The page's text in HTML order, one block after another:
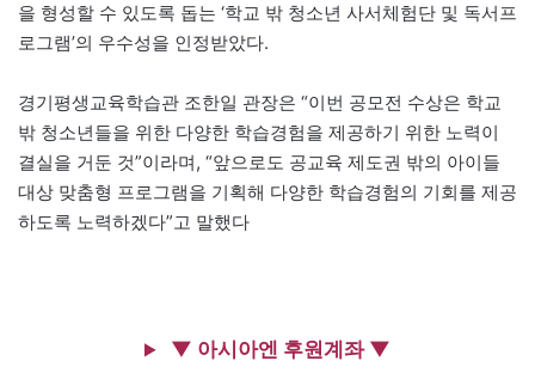
을 형성할 수 있도록 돕는 ‘학교 밖 청소년 사서체험단 및 독서프
로그램’의 우수성을 인정받았다.
경기평생교육학습관 조한일 관장은 “이번 공모전 수상은 학교
밖 청소년들을 위한 다양한 학습경험을 제공하기 위한 노력이
결실을 거둔 것”이라며, “앞으로도 공교육 제도권 밖의 아이들
대상 맞춤형 프로그램을 기획해 다양한 학습경험의 기회를 제공
하도록 노력하겠다”고 말했다
▼ 아시아엔 후원계좌 ▼